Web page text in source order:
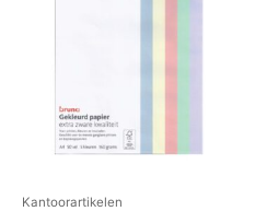
Kantoorartikelen